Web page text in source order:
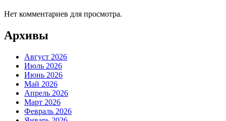
Нет комментариев для просмотра.
Архивы
Август 2026
Июль 2026
Июнь 2026
Май 2026
Апрель 2026
Март 2026
Февраль 2026